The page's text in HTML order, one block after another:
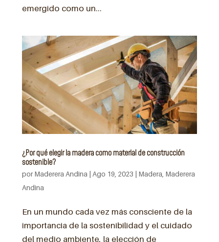
emergido como un...
¿Por qué elegir la madera como material de construcción
sostenible?
porMaderera Andina | Ago 19, 2023 | Madera Maderera
Andina
En un mundo cada vez más consciente de la
importancia de la sostenibilidad y el cuidado
del medio ambiente, la elección de